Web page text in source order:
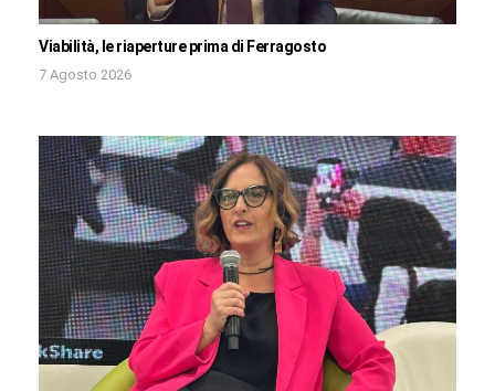
Viabilità, le riaperture prima di Ferragosto
7 Agosto 2026